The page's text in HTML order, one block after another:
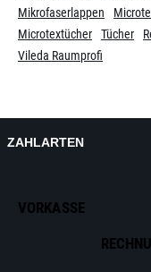
Mikrofaserlappen
Microtextücher
Tücher
Vileda Raumprofi
ZAHLARTEN
VORKASSE